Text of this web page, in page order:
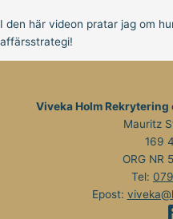
I den här videon pratar jag om
affärsstrategi!
Viveka Holm Rekrytering
Mauritz
169
ORG NR
Tel:
Epost: